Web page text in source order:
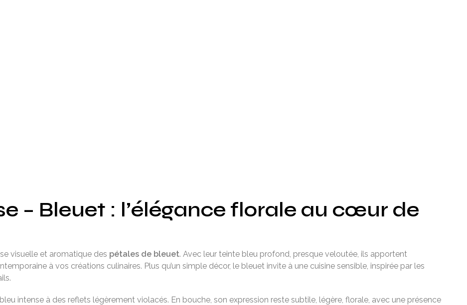
– Bleuet : l’élégance florale au cœur de
visuelle et aromatique des pétales de bleuet. Avec leur teinte bleu profond, presque veloutée, ils apportent
à vos créations culinaires. Plus qu’un simple décor, le bleuet invite à une cuisine sensible, inspirée par les
intense à des reflets légèrement violacés. En bouche, son expression reste subtile, légère, florale, avec une présence